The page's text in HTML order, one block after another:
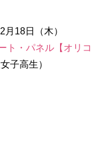
18日（木）
ト・パネル【オリコ
子高生）